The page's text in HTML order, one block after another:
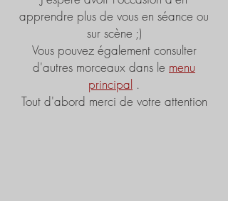
apprendre plus de vous en séance ou
sur scène ;)
Vous pouvez également consulter
d'autres morceaux dans le menu
principal .
Tout d'abord merci de votre attention